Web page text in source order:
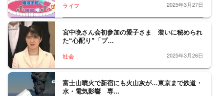
ライフ 2025年3月27日
宮中晩さん会初参加の愛子さま 装いに秘められ
た“心配り”「プ…
社会 2025年3月26日
富士山噴火で新宿にも火山灰が…東京まで鉄道・
水・電気影響 専…